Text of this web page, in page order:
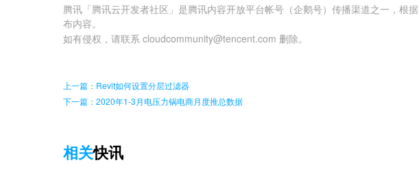
腾讯「腾讯云开发者社区」是腾讯内容开放平台帐号（企鹅号）传播渠道之一，根据
布内容。
如有侵权，请联系 cloudcommunity@tencent.com 删除。
上一篇：Revit如何设置分层过滤器
下一篇：2020年1-3月电压力锅电商月度推总数据
相关快讯